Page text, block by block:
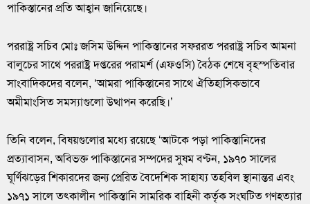
পাকিস্তানের প্রতি আহ্বান জানিয়েছে।
পররাষ্ট্র সচিব মোঃ জসিম উদ্দিন পাকিস্তানের সফররত পররাষ্ট্র সচিব আমনা
বালুচের সাথে পররাষ্ট্র দপ্তরের পরামর্শ (এফওসি) বৈঠক শেষে বৃহস্পতিবার
সাংবাদিকদের বলেন, ‘আমরা পাকিস্তানের সাথে ঐতিহাসিকভাবে
অমীমাংসিত সমস্যাগুলো উত্থাপন করেছি।’
তিনি বলেন, বিষয়গুলোর মধ্যে রয়েছে ‘আটকে পড়া পাকিস্তানিদের
প্রত্যাবাসন, অবিভক্ত পাকিস্তানের সম্পদের সুষম বণ্টন, ১৯৭০ সালের
ঘূর্ণিঝড়ের শিকারদের জন্য প্রেরিত বৈদেশিক সাহায্য তহবিল স্থানান্তর এবং
১৯৭১ সালে তৎকালীন পাকিস্তানি সামরিক বাহিনী কর্তৃক সংঘটিত গণহত্যার